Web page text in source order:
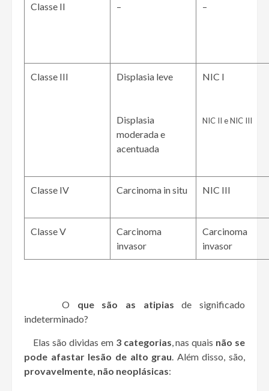
Classe II – –
Classe III Displasia leve
Displasia
moderada e
acentuada
NIC I
NIC II e NIC III
Classe IV Carcinoma in situ NIC III
Classe V
Carcinoma
invasor
Carcinoma
invasor
O que são as atipias de significado
indeterminado?
Elas são dividas em 3 categorias, nas quais não se
pode afastar lesão de alto grau. Além disso, são,
provavelmente, não neoplásicas: